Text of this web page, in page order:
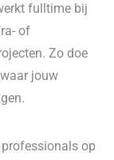
fulltime bij
of
Zo doe
jouw
op